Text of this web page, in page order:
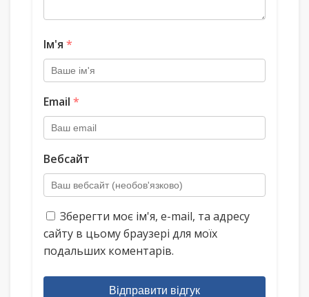
Ім'я *
Email *
Вебсайт
Зберегти моє ім'я, e-mail, та адресу
сайту в цьому браузері для моїх
подальших коментарів.
Відправити відгук